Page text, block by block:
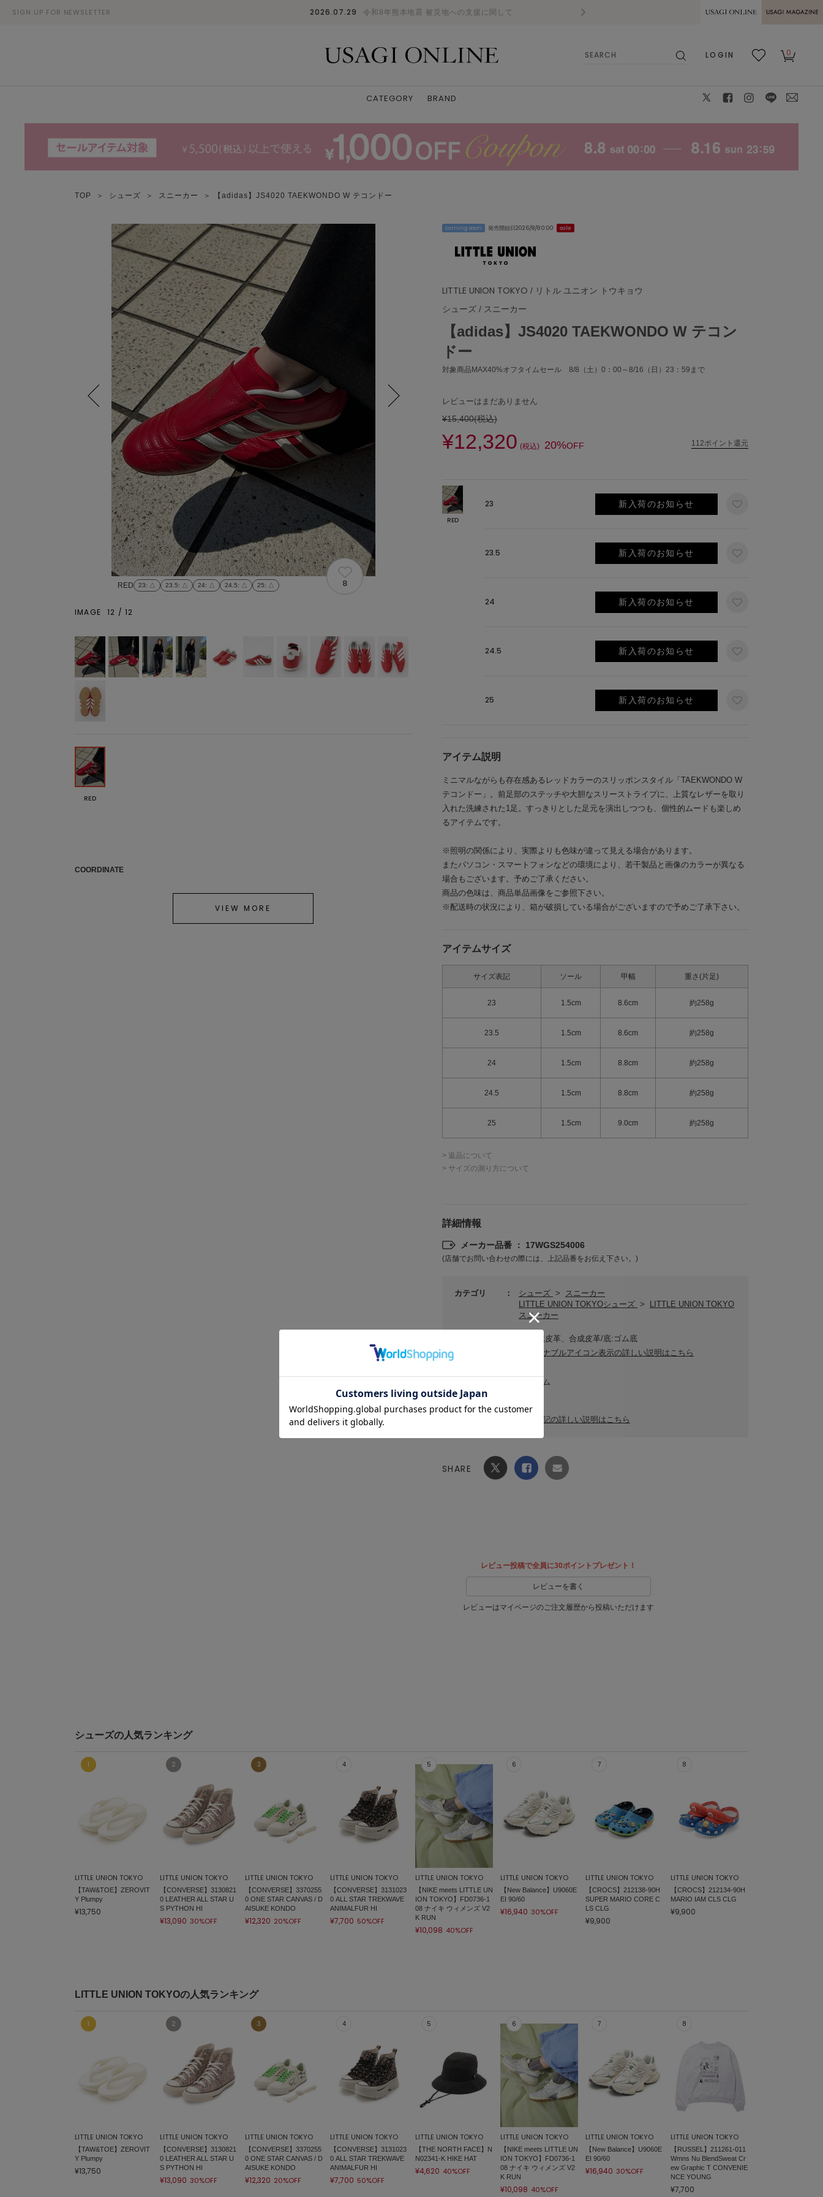
SIGN UP FOR NEWSLETTER 2026.07.29 令和8年熊本地震 被災地への支援に関して 熊本県熊本地方を震源とする地震の影響に
MAGAZINE
LOGIN
0
CATEGORY BRAND
TOP ＞ シューズ ＞ スニーカー ＞ 【adidas】JS4020 TAEKWONDO W テコンドー
coming soon 発売開始日2026/8/8 0:00 sale
LITTLE UNION TOKYO / リトル ユニオン トウキョウ
シューズ / スニーカー
【adidas】JS4020 TAEKWONDO W テコン
ドー
対象商品MAX40%オフタイムセール 8/8（土）0：00～8/16（日）23：59まで
レビューはまだありません
¥15,400(税込)
¥12,320 (税込) 20%OFF 112ポイント還元
RED
23 新入荷のお知らせ
23.5 新入荷のお知らせ
24 新入荷のお知らせ
24.5 新入荷のお知らせ
25 新入荷のお知らせ
アイテム説明
ミニマルながらも存在感あるレッドカラーのスリッポンスタイル「TAEKWONDO W
テコンドー」。前足部のステッチや大胆なスリーストライプに、上質なレザーを取り
入れた洗練された1足。すっきりとした足元を演出しつつも、個性的ムードも楽しめ
るアイテムです。
※照明の関係により、実際よりも色味が違って見える場合があります。
またパソコン・スマートフォンなどの環境により、若干製品と画像のカラーが異なる
場合もございます。予めご了承ください。
商品の色味は、商品単品画像をご参照下さい。
※配送時の状況により、箱が破損している場合がございますので予めご了承下さい。
アイテムサイズ
サイズ表記 ソール 甲幅 重さ(片足)
23 1.5cm 8.6cm 約258g
23.5 1.5cm 8.6cm 約258g
24 1.5cm 8.8cm 約258g
24.5 1.5cm 8.8cm 約258g
25 1.5cm 9.0cm 約258g
> 返品について
> サイズの測り方について
詳細情報
メーカー品番 ： 17WGS254006
(店舗でお問い合わせの際には、上記品番をお伝え下さい。)
カテゴリ シューズ >
スニーカー
LITTLE UNION TOKYOシューズ >
LITTLE UNION TOKYO
スニーカー
甲:天然皮革、合成皮革/底:ゴム底
サステナブルアイコン表示の詳しい説明はこちら
ベトナム
洗濯表記
洗濯表記の詳しい説明はこちら
SHARE
RED 23: △ 23.5: △ 24: △ 24.5: △ 25: △ 8
IMAGE 12 /12
RED
COORDINATE
VIEW MORE
レビュー投稿で全員に30ポイントプレゼント！
レビューを書く
レビューはマイページのご注文履歴から投稿いただけます
シューズの人気ランキング
LITTLE UNION TOKYO
【TAW&TOE】ZEROVIT
Y Plumpy
¥13,750
LITTLE UNION TOKYO
【CONVERSE】3130821
0 LEATHER ALL STAR U
S PYTHON HI
¥13,090 30%OFF
LITTLE UNION TOKYO
【CONVERSE】3370255
0 ONE STAR CANVAS / D
AISUKE KONDO
¥12,320 20%OFF
LITTLE UNION TOKYO
【CONVERSE】3131023
0 ALL STAR TREKWAVE
ANIMALFUR HI
¥7,700 50%OFF
LITTLE UNION TOKYO
【NIKE meets LITTLE UN
ION TOKYO】FD0736-1
08 ナイキ ウィメンズ V2
K RUN
¥10,098 40%OFF
LITTLE UNION TOKYO
【New Balance】U9060E
EI 90/60
¥16,940 30%OFF
LITTLE UNION TOKYO
【CROCS】212138-90H
SUPER MARIO CORE C
LS CLG
¥9,900
LITTLE UNION TOKYO
【CROCS】212134-90H
MARIO IAM CLS CLG
¥9,900
LITTLE UNION TOKYOの人気ランキング
LITTLE UNION TOKYO
【TAW&TOE】ZEROVIT
Y Plumpy
¥13,750
LITTLE UNION TOKYO
【CONVERSE】3130821
0 LEATHER ALL STAR U
S PYTHON HI
¥13,090 30%OFF
LITTLE UNION TOKYO
【CONVERSE】3370255
0 ONE STAR CANVAS / D
AISUKE KONDO
¥12,320 20%OFF
LITTLE UNION TOKYO
【CONVERSE】3131023
0 ALL STAR TREKWAVE
ANIMALFUR HI
¥7,700 50%OFF
LITTLE UNION TOKYO
【THE NORTH FACE】N
N02341-K HIKE HAT
¥4,620 40%OFF
LITTLE UNION TOKYO
【NIKE meets LITTLE UN
ION TOKYO】FD0736-1
08 ナイキ ウィメンズ V2
K RUN
¥10,098 40%OFF
LITTLE UNION TOKYO
【New Balance】U9060E
EI 90/60
¥16,940 30%OFF
LITTLE UNION TOKYO
【RUSSEL】211261-011
Wmns Nu BlendSweat Cr
ew Graphic T CONVENIE
NCE YOUNG
¥7,700